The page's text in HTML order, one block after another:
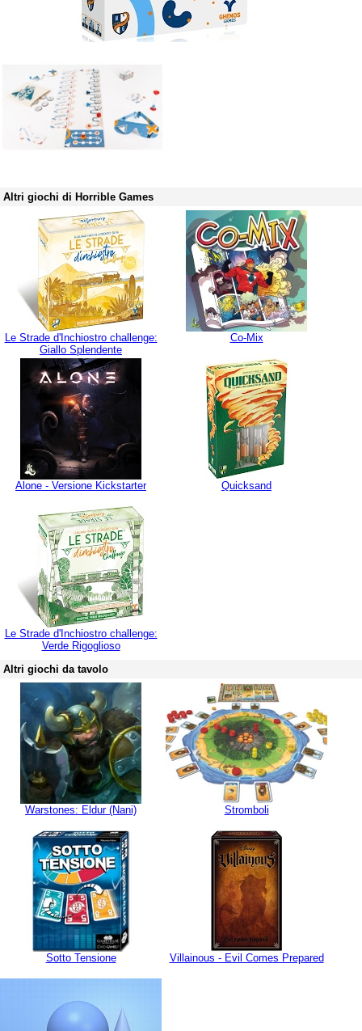
Altri giochi di Horrible Games
Le Strade d'Inchiostro challenge:
Giallo Splendente
Co-Mix
Alone - Versione Kickstarter Quicksand
Le Strade d'Inchiostro challenge:
Verde Rigoglioso
Altri giochi da tavolo
Warstones: Eldur (Nani) Stromboli
Sotto Tensione Villainous - Evil Comes Prepared